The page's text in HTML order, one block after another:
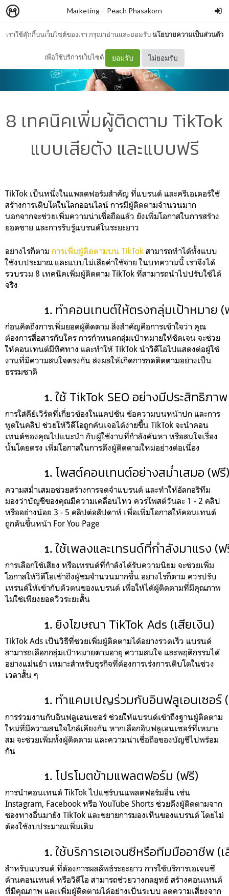
เราใช้คุ๊กกี้บนเว็บไซต์ของเรา กรุณาอ่านและยอมรับนโยบายความเป็นส่วนตัว
เพื่อใช้บริการเว็บไซต์ ยอมรับ ไม่ยอมรับ
Marketing – Peach Phasakorn
8 เทคนิคเพิ่มผู้ติดตาม TikTok
แบบเสียตัง และแบบฟรี
TikTok เป็นหนึ่งในแพลตฟอร์มสำคัญ ที่แบรนด์ และครีเอเตอร์ใช้
สร้างการเติบโตในโลกออนไลน์ การมีผู้ติดตามจำนวนมาก
นอกจากจะช่วยเพิ่มความน่าเชื่อถือแล้ว ยังเพิ่มโอกาสในการสร้าง
ยอดขาย และการรับรู้แบรนด์ในระยะยาว
อย่างไรก็ตาม การเพิ่มผู้ติดตามบน TikTok สามารถทำได้ทั้งแบบ
ใช้งบประมาณ และแบบไม่เสียค่าใช้จ่าย ในบทความนี้ เราจึงได้
รวบรวม 8 เทคนิคเพิ่มผู้ติดตาม TikTok ที่สามารถนำไปปรับใช้ได้
จริง
ทำคอนเทนต์ให้ตรงกลุ่มเป้าหมาย (
ก่อนคิดถึงการเพิ่มยอดผู้ติดตาม สิ่งสำคัญคือการเข้าใจว่า คุณ
ต้องการสื่อสารกับใคร การกำหนดกลุ่มเป้าหมายให้ชัดเจน จะช่วย
ให้คอนเทนต์มีทิศทาง และทำให้ TikTok นำวิดีโอไปแสดงต่อผู้ใช้
งานที่มีความสนใจตรงกัน ส่งผลให้เกิดการกดติดตามอย่างเป็น
ธรรมชาติ
ใช้ TikTok SEO อย่างมีประสิทธิภา
การใส่คีย์เวิร์ดที่เกี่ยวข้องในแคปชัน ข้อความบนหน้าปก และการ
พูดในคลิป ช่วยให้วิดีโอถูกค้นเจอได้ง่ายขึ้น TikTok จะนำคอน
เทนต์ของคุณไปแนะนำ กับผู้ใช้งานที่กำลังค้นหา หรือสนใจเรื่อง
นั้นโดยตรง เพิ่มโอกาสในการดึงผู้ติดตามใหม่อย่างต่อเนื่อง
โพสต์คอนเทนต์อย่างสม่ำเสมอ (ฟรี)
ความสม่ำเสมอช่วยสร้างการจดจำแบรนด์ และทำให้อัลกอริทึม
มองว่าบัญชีของคุณมีความเคลื่อนไหว ควรโพสต์วันละ 1 - 2 คลิป
หรืออย่างน้อย 3 - 5 คลิปต่อสัปดาห์ เพื่อเพิ่มโอกาสให้คอนเทนต์
ถูกดันขึ้นหน้า For You Page
ใช้เพลงและเทรนด์ที่กำลังมาแรง (
การเลือกใช้เสียง หรือเทรนด์ที่กำลังได้รับความนิยม จะช่วยเพิ่ม
โอกาสให้วิดีโอเข้าถึงผู้ชมจำนวนมากขึ้น อย่างไรก็ตาม ควรปรับ
เทรนด์ให้เข้ากับตัวตนของแบรนด์ เพื่อให้ได้ผู้ติดตามที่มีคุณภาพ
ไม่ใช่เพียงยอดวิวระยะสั้น
ยิงโฆษณา TikTok Ads (เสียเงิน)
TikTok Ads เป็นวิธีที่ช่วยเพิ่มผู้ติดตามได้อย่างรวดเร็ว แบรนด์
สามารถเลือกกลุ่มเป้าหมายตามอายุ ความสนใจ และพฤติกรรมได้
อย่างแม่นยำ เหมาะสำหรับธุรกิจที่ต้องการเร่งการเติบโตในช่วง
เวลาสั้น ๆ
ทำแคมเปญร่วมกับอินฟลูเอนเซอร์ (
การร่วมงานกับอินฟลูเอนเซอร์ ช่วยให้แบรนด์เข้าถึงฐานผู้ติดตาม
ใหม่ที่มีความสนใจใกล้เคียงกัน หากเลือกอินฟลูเอนเซอร์ที่เหมาะ
สม จะช่วยเพิ่มทั้งผู้ติดตาม และความน่าเชื่อถือของบัญชีไปพร้อม
กัน
โปรโมตข้ามแพลตฟอร์ม (ฟรี)
การนำคอนเทนต์ TikTok ไปแชร์บนแพลตฟอร์มอื่น เช่น
Instagram, Facebook หรือ YouTube Shorts ช่วยดึงผู้ติดตามจาก
ช่องทางอื่นมายัง TikTok และขยายการมองเห็นของแบรนด์ โดยไม่
ต้องใช้งบประมาณเพิ่มเติม
ใช้บริการเอเจนซีหรือทีมมืออาชีพ (เ
สำหรับแบรนด์ ที่ต้องการผลลัพธ์ระยะยาว การใช้บริการเอเจนซี
ด้านคอนเทนต์ หรือวิดีโอ สามารถช่วยวางกลยุทธ์ สร้างคอนเทนต์
ที่มีคุณภาพ และเพิ่มผู้ติดตามได้อย่างเป็นระบบ ลดความเสี่ยงจาก